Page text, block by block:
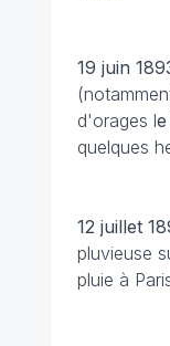
19 juin
d'orages l
quelques
12 juillet
pluvieuse
pluie à